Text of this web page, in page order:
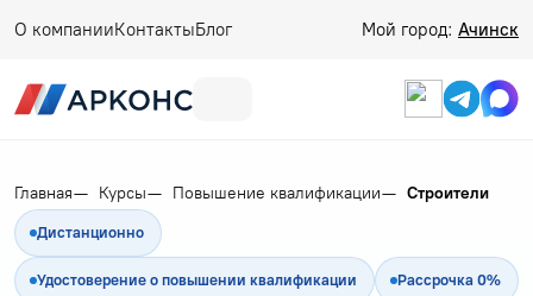
О компанииКонтактыБлог Мой город: Ачинск
Главная Курсы Повышение квалификации Строители
Дистанционно
Удостоверение о повышении квалификации Рассрочка 0%